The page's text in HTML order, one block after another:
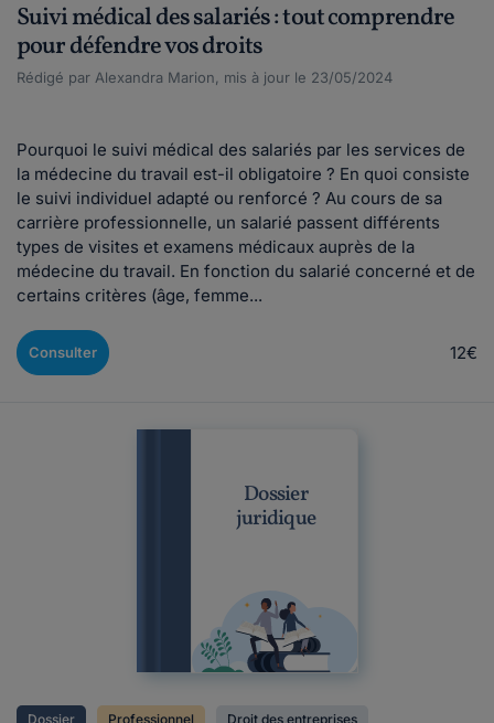
Suivi médical des salariés : tout comprendre
pour défendre vos droits
Rédigé par Alexandra Marion, mis à jour le 23/05/2024
Pourquoi le suivi médical des salariés par les services de
la médecine du travail est-il obligatoire ? En quoi consiste
le suivi individuel adapté ou renforcé ? Au cours de sa
carrière professionnelle, un salarié passent différents
types de visites et examens médicaux auprès de la
médecine du travail. En fonction du salarié concerné et de
certains critères (âge, femme...
Consulter 12€
Dossier
juridique
Dossier Professionnel Droit des entreprises